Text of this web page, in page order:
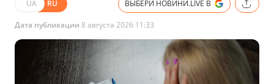
UA RU ВЫБЕРИ НОВИНИ.LIVE В
Дата публикации 8 августа 2026 11:33